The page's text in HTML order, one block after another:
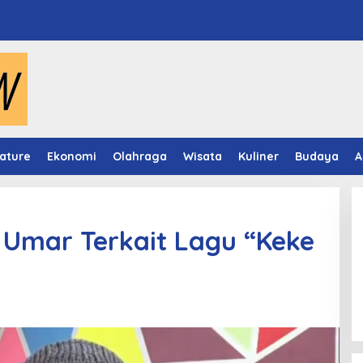
Ekonomi Olahraga Wisata Kuliner Budaya
Terkait Lagu “Keke